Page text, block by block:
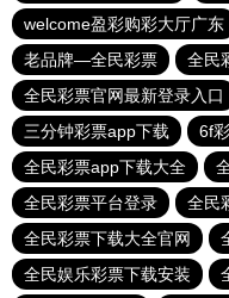
welcome盈彩购彩大厅广东
老品牌—全民彩票
全民
全民彩票官网最新登录入口
三分钟彩票app下载
6f
全民彩票app下载大全
全民彩票平台登录
全民
全民彩票下载大全官网
全民娱乐彩票下载安装